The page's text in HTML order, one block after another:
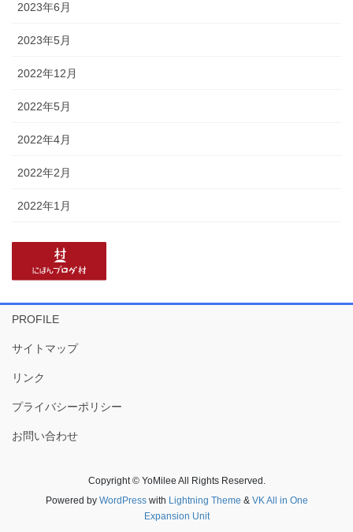
2023年6月
2023年5月
2022年12月
2022年5月
2022年4月
2022年2月
2022年1月
PROFILE
サイトマップ
リンク
プライバシーポリシー
お問い合わせ
Copyright © YoMilee All Rights Reserved.
Powered by WordPresswith Lightning Theme & VK All in One
Expansion Unit